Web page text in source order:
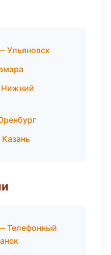
Ульяновск
Телефонный